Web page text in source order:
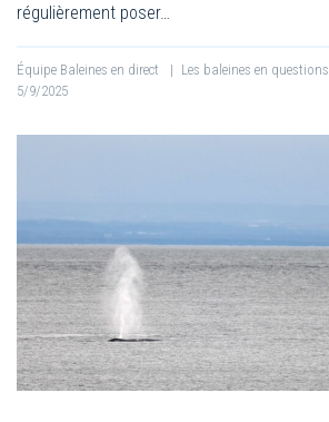
régulièrement poser…
Équipe Baleines en direct | Les baleines en questions
5/9/2025